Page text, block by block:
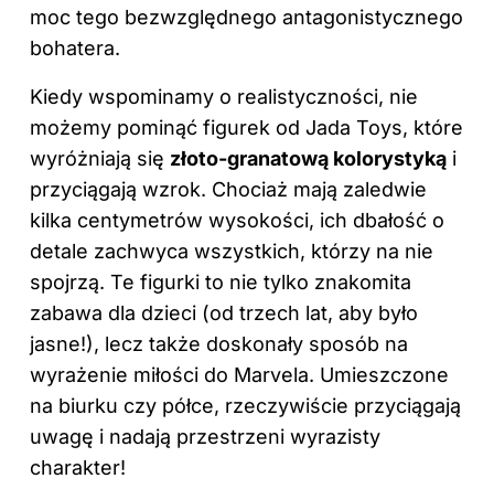
moc tego bezwzględnego antagonistycznego
bohatera.
Kiedy wspominamy o realistyczności, nie
możemy pominąć figurek od Jada Toys, które
wyróżniają się złoto-granatową kolorystyką i
przyciągają wzrok. Chociaż mają zaledwie
kilka centymetrów wysokości, ich dbałość o
detale zachwyca wszystkich, którzy na nie
spojrzą. Te figurki to nie tylko znakomita
zabawa dla dzieci (od trzech lat, aby było
jasne!), lecz także doskonały sposób na
wyrażenie miłości do Marvela. Umieszczone
na biurku czy półce, rzeczywiście przyciągają
uwagę i nadają przestrzeni wyrazisty
charakter!